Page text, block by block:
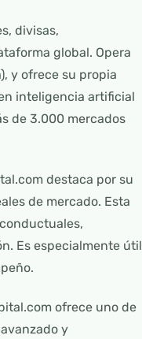
divisas,
global. Opera
y ofrece su propia
inteligencia artificial
de 3.000 mercados
destaca por su
de mercado. Esta
Es especialmente útil
ofrece uno de
y